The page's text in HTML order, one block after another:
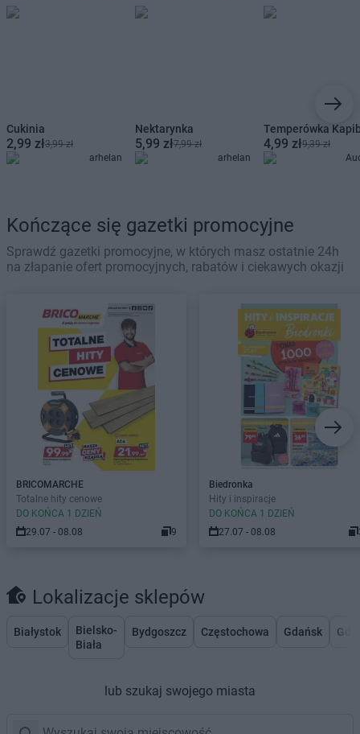
Cukinia
2,99 zł3,99 zł
arhelan
Nektarynka
5,99 zł7,99 zł
arhelan
Temperówka
4,99 zł9,39 zł
Kończące się gazetki promocyjne
Sprawdź gazetki promocyjne, w których masz ostatnie 24h
na złapanie ofert promocyjnych, rabatów i ciekawych okazji
BRICOMARCHE
Totalne hity cenowe
DO KOŃCA 1 DZIEŃ
29.07 - 08.08
9
Biedronka
Hity i inspiracje
DO KOŃCA 1 DZIEŃ
27.07 - 08.08
Lokalizacje sklepów
Białystok
Bielsko-
Biała
Bydgoszcz Częstochowa Gdańsk
lub szukaj swojego miasta